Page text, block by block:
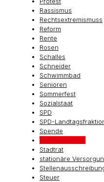
Rassismus
Rechtsextremismuss
Reform
Rente
Rosen
Schalles
Schneider
Schwimmbad
Senioren
Sommerfest
Sozialstaat
SPD
SPD-
Spende
Stadtrat
stationäre
Steuer